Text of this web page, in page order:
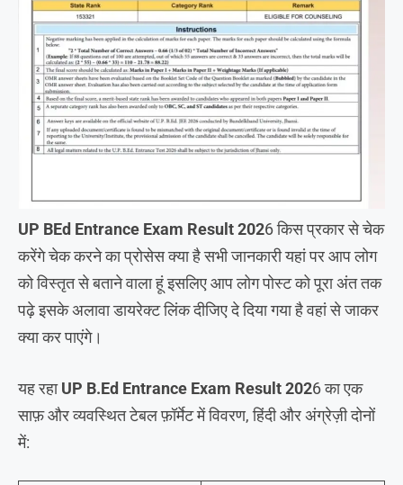
UP BEd Entrance Exam Result 2026 किस प्रकार से चेक
करेंगे चेक करने का प्रोसेस क्या है सभी जानकारी यहां पर आप लोग
को विस्तृत से बताने वाला हूं इसलिए आप लोग पोस्ट को पूरा अंत तक
पढ़े इसके अलावा डायरेक्ट लिंक दीजिए दे दिया गया है वहां से जाकर
क्या कर पाएंगे।
यह रहाUP B.Ed Entrance Exam Result 2026 का एक
साफ़ और व्यवस्थित टेबल फ़ॉर्मेट में विवरण, हिंदी और अंग्रेज़ी दोनों
में: